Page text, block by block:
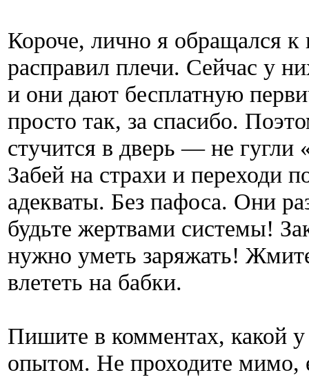
Короче, лично я обращался
расправил плечи. Сейчас у
и они дают бесплатную
просто так, за спасибо.
стучится в дверь — не гугли
Забей на страхи и переходи
адекваты. Без пафоса. Они
будьте жертвами системы!
нужно уметь заряжать!
влететь на бабки.
Пишите в комментах, какой
опытом. Не проходите мимо,